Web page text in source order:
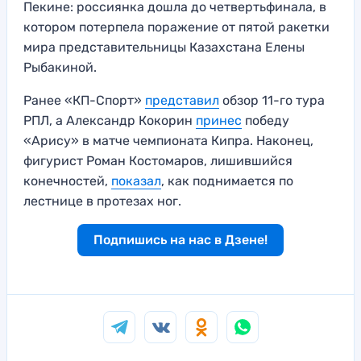
Пекине: россиянка дошла до четвертьфинала, в
котором потерпела поражение от пятой ракетки
мира представительницы Казахстана Елены
Рыбакиной.
Ранее «КП-Спорт» представил обзор 11-го тура
РПЛ, а Александр Кокорин принес победу
«Арису» в матче чемпионата Кипра. Наконец,
фигурист Роман Костомаров, лишившийся
конечностей, показал, как поднимается по
лестнице в протезах ног.
Подпишись на нас в Дзене!